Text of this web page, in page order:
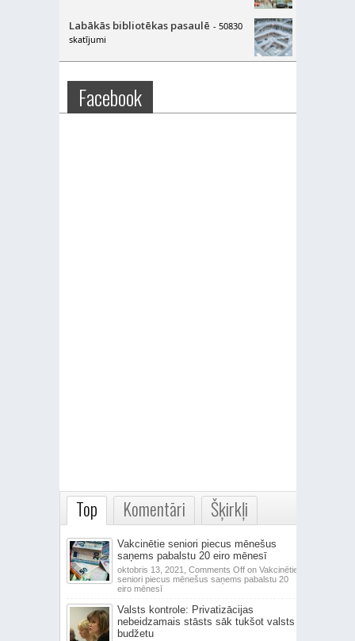
Labākās bibliotēkas pasaulē - 50830
skatījumi
Facebook
Top Komentāri Šķirkļi
Vakcinētie seniori piecus mēnešus
saņems pabalstu 20 eiro mēnesī
oktobris 13, 2021, Comments Offon Vakcinētie
seniori piecus mēnešus saņems pabalstu 20
eiro mēnesī
Valsts kontrole: Privatizācijas
nebeidzamais stāsts sāk tukšot valsts
budžetu